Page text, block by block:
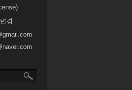
경